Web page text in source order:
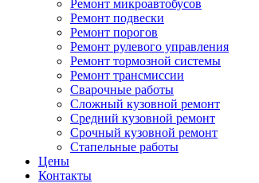
Ремонт микроавтобусов
Ремонт подвески
Ремонт порогов
Ремонт рулевого управления
Ремонт тормозной системы
Ремонт трансмиссии
Сварочные работы
Сложный кузовной ремонт
Средний кузовной ремонт
Срочный кузовной ремонт
Стапельные работы
Цены
Контакты